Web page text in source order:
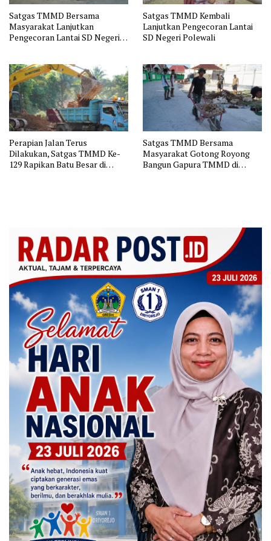
Satgas TMMD Bersama
Masyarakat Lanjutkan
Pengecoran Lantai SD Negeri
Satgas TMMD Kembali
Lanjutkan Pengecoran Lantai
SD Negeri Polewali
Perapian Jalan Terus
Dilakukan, Satgas TMMD Ke-
129 Rapikan Batu Besar di
Satgas TMMD Bersama
Masyarakat Gotong Royong
Bangun Gapura TMMD di